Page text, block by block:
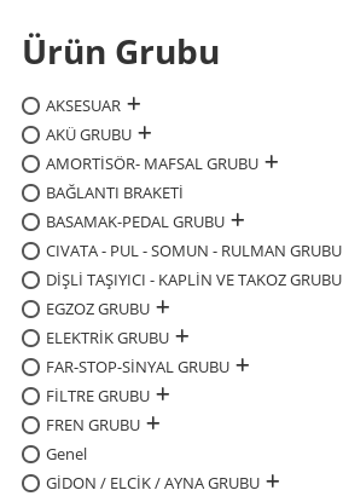
Ürün Grubu
AKSESUAR
AKÜ GRUBU
AMORTİSÖR- MAFSAL GRUBU
BAĞLANTI BRAKETİ
BASAMAK-PEDAL GRUBU
CIVATA - PUL - SOMUN - RULMAN GRUBU
DİŞLİ TAŞIYICI - KAPLİN VE TAKOZ GRUBU
EGZOZ GRUBU
ELEKTRİK GRUBU
FAR-STOP-SİNYAL GRUBU
FİLTRE GRUBU
FREN GRUBU
Genel
GİDON / ELCİK / AYNA GRUBU